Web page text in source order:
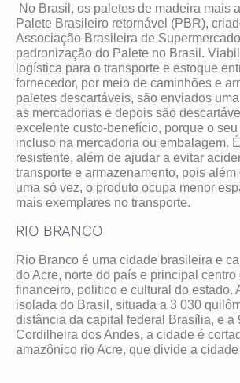
No Brasil, os paletes de madeira mais
Palete Brasileiro retornável (PBR),
Associação Brasileira de
padronização do Palete no Brasil.
logística para o transporte e estoque
fornecedor, por meio de caminhões e
paletes descartáveis, são enviados
as mercadorias e depois são
excelente custo-benefício, porque o
incluso na mercadoria ou embalagem.
resistente, além de ajudar a evitar
transporte e armazenamento, pois
uma só vez, o produto ocupa menor
mais exemplares no transporte.
RIO BRANCO
Rio Branco é uma cidade brasileira e
do Acre, norte do país e principal centro
financeiro, politico e cultural do estado.
isolada do Brasil, situada a 3 030
distância da capital federal Brasília, e a
Cordilheira dos Andes, a cidade é
amazônico rio Acre, que divide a